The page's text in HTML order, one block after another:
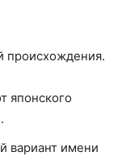
происхождения.
японского
вариант имени